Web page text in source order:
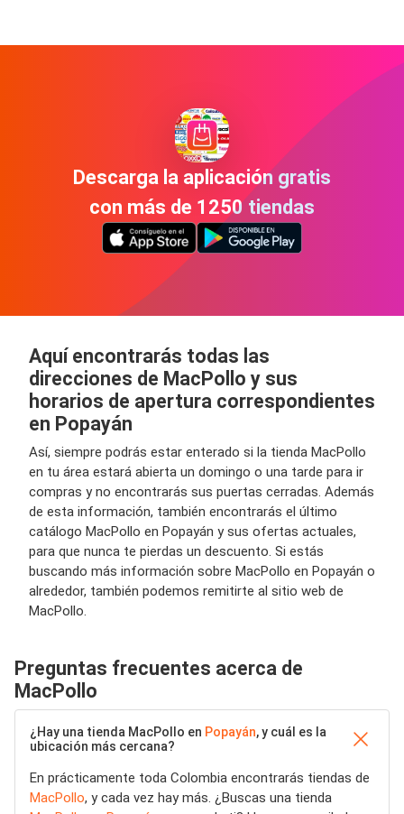
Descarga la aplicación gratis
con más de 1250 tiendas
Aquí encontrarás todas las
direcciones de MacPollo y sus
horarios de apertura correspondientes
en Popayán
Así, siempre podrás estar enterado si la tienda MacPollo
en tu área estará abierta un domingo o una tarde para ir
compras y no encontrarás sus puertas cerradas. Además
de esta información, también encontrarás el último
catálogo MacPollo en Popayán y sus ofertas actuales,
para que nunca te pierdas un descuento. Si estás
buscando más información sobre MacPollo en Popayán o
alrededor, también podemos remitirte al sitio web de
MacPollo.
Preguntas frecuentes acerca de
MacPollo
¿Hay una tienda MacPollo en Popayán, y cuál es la
ubicación más cercana?
En prácticamente toda Colombia encontrarás tiendas de
MacPollo, y cada vez hay más. ¿Buscas una tienda